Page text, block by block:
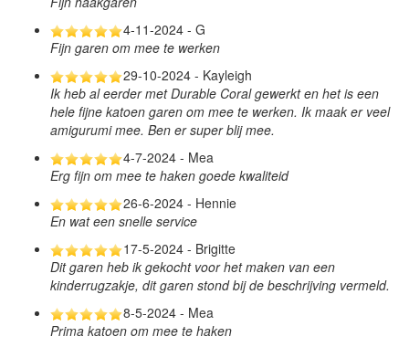
4-11-2024 - G
Fijn garen om mee te werken
29-10-2024 - Kayleigh
Ik heb al eerder met Durable Coral gewerkt en het is een
hele fijne katoen garen om mee te werken. Ik maak er veel
amigurumi mee. Ben er super blij mee.
4-7-2024 - Mea
Erg fijn om mee te haken goede kwaliteid
26-6-2024 - Hennie
En wat een snelle service
17-5-2024 - Brigitte
Dit garen heb ik gekocht voor het maken van een
kinderrugzakje, dit garen stond bij de beschrijving vermeld.
8-5-2024 - Mea
Prima katoen om mee te haken